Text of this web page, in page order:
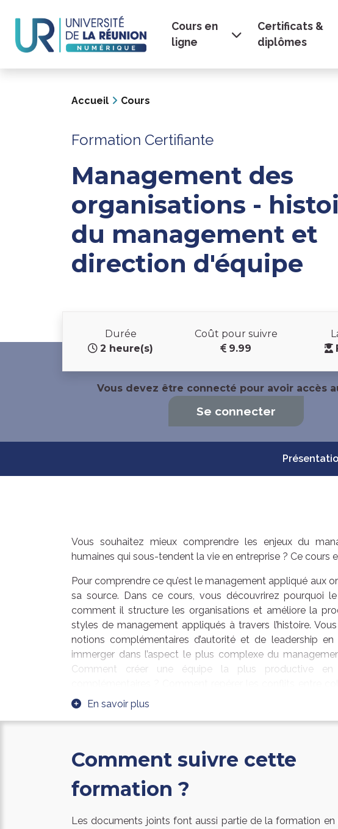
principal
Navigation
principale
Cours en
ligne
Certificats &
diplômes
Accueil Cours
Formation Certifiante
Management des
organisations -
du management et
direction d'équipe
Durée
2 heure(s)
Coût pour suivre
9.99
Vous devez être connecté pour avoir accès
Se connecter
Vous souhaitez mieux comprendre les enjeux du
humaines qui sous-tendent la vie en entreprise ? Ce cours
Pour comprendre ce qu’est le management appliqué aux
sa source. Dans ce cours, vous découvrirez pourquoi
comment il structure les organisations et améliore la
styles de management appliqués à travers l’histoire.
notions complémentaires d’autorité et de leadership
immerger dans l’aspect le plus complexe du
Comment créer une équipe la plus productive en
la meilleure manière possible pour que ça ne nuise pas à
En savoir plus
Comment suivre cette
formation ?
Les documents joints font aussi partie de la formation en